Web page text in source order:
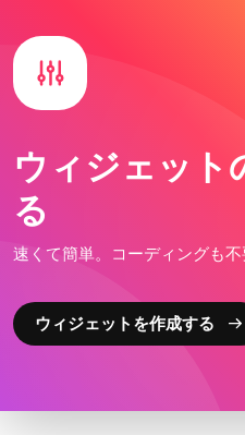
ウィジェット
る
速くて簡単。コーディングも不
ウィジェットを作成する